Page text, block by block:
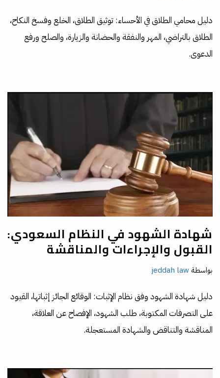
دليل محامي الطلاق في الأحساء: توثيق الطلاق، الخلع وفسخ النكاح،
الطلاق بالتراضي، المهر والنفقة والحضانة والزيارة، والصلح ورفع
الدعوى.
شهادة الشهود في النظام السعودي:
القبول والإجراءات والمناقشة
بواسطة jeddah law
دليل شهادة الشهود وفق نظام الإثبات: الوقائع الجائز إثباتها، القيود
على التصرفات المكتوبة، طلب الشهود، الإفصاح عن العلاقة،
المناقشة والتناقض والشهادة المستعجلة.